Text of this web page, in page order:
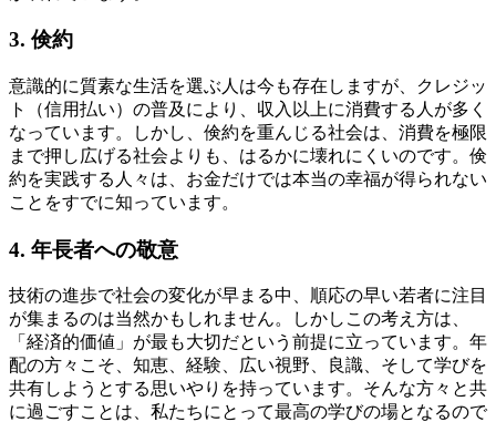
3. 倹約
意識的に質素な生活を選ぶ人は今も存在しますが、クレジッ
ト（信用払い）の普及により、収入以上に消費する人が多く
なっています。しかし、倹約を重んじる社会は、消費を極限
まで押し広げる社会よりも、はるかに壊れにくいのです。倹
約を実践する人々は、お金だけでは本当の幸福が得られない
ことをすでに知っています。
4. 年長者への敬意
技術の進歩で社会の変化が早まる中、順応の早い若者に注目
が集まるのは当然かもしれません。しかしこの考え方は、
「経済的価値」が最も大切だという前提に立っています。年
配の方々こそ、知恵、経験、広い視野、良識、そして学びを
共有しようとする思いやりを持っています。そんな方々と共
に過ごすことは、私たちにとって最高の学びの場となるので